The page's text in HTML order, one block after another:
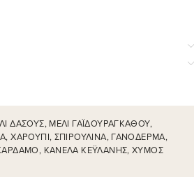
ΔΆΣΟΥΣ, ΜΈΛΙ ΓΑΪΔΟΥΡΆΓΚΑΘΟΥ,
ΧΑΡΟΎΠΙ, ΣΠΙΡΟΥΛΊΝΑ, ΓΑΝΌΔΕΡΜΑ,
ΚΑΝΈΛΑ ΚΕΫΛΆΝΗΣ, ΧΥΜΌΣ